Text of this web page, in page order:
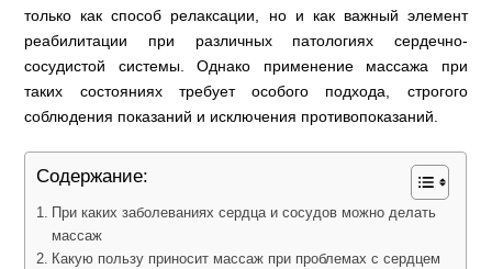
только как способ релаксации, но и как важный элемент
реабилитации при различных патологиях сердечно-
сосудистой системы. Однако применение массажа при
таких состояниях требует особого подхода, строгого
соблюдения показаний и исключения противопоказаний.
Содержание:
При каких заболеваниях сердца и сосудов можно делать
массаж
Какую пользу приносит массаж при проблемах с сердцем